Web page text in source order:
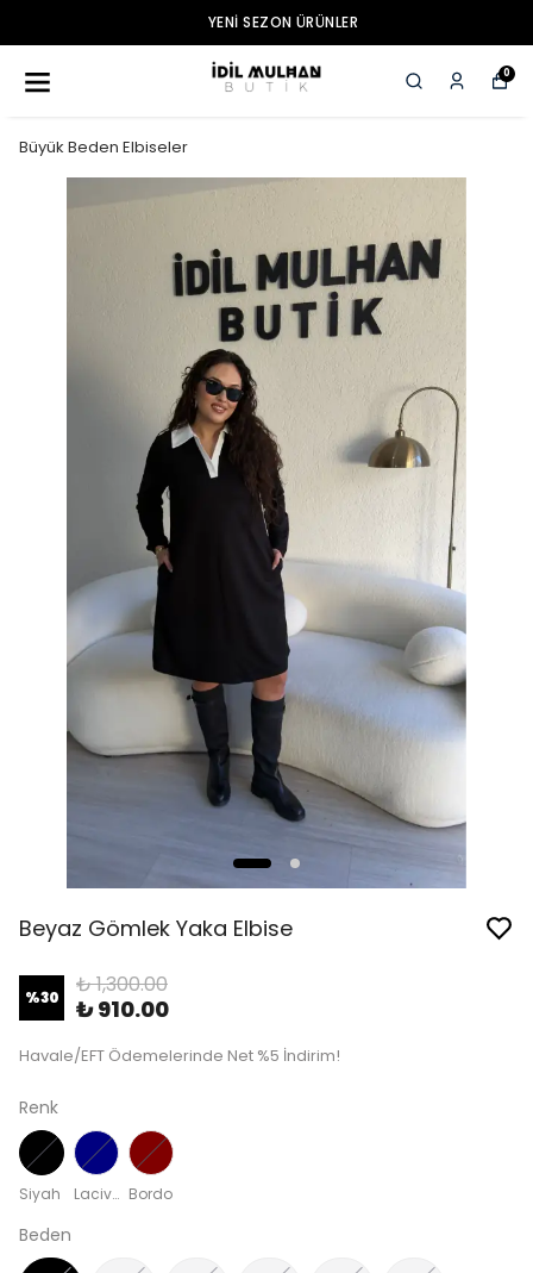
YENI SEZON ÜRÜNLER
0
Büyük Beden Elbiseler
Beyaz Gömlek Yaka Elbise
%30 ₺ 1,300.00
₺ 910.00
Havale/EFT Ödemelerinde Net %5 İndirim!
Renk
Siyah Lacivert Bordo
Beden